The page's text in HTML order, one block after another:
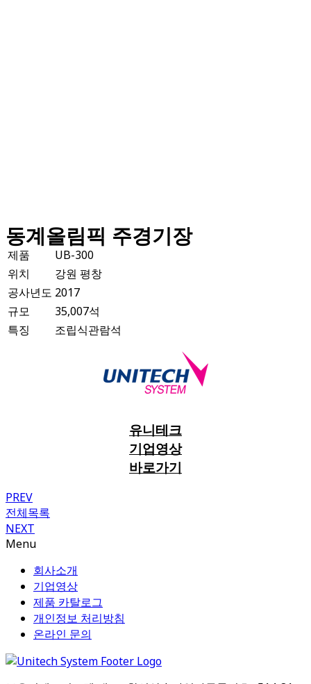
동계올림픽 주경기장
제품
UB-300
위치
강원 평창
공사년도 2017
규모
35,007석
특징
조립식관람석
유니테크
기업영상
바로가기
PREV
전체목록
NEXT
Menu
회사소개
기업영상
제품 카탈로그
개인정보 처리방침
온라인 문의